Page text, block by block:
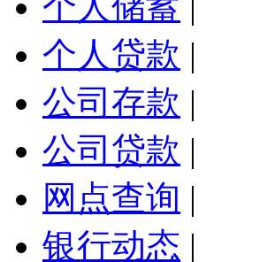
个人贷款 |
公司存款 |
公司贷款 |
网点查询 |
银行动态 |